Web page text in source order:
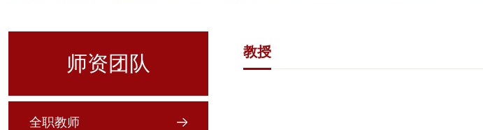
师资团队
全职教师
教授